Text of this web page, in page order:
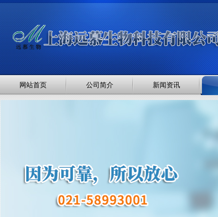
网站首页 公司简介 新闻资讯